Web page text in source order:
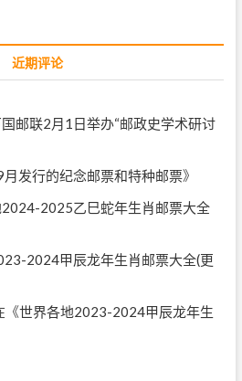
近期评论
邮联2月1日举办“邮政史学术研讨
发行的纪念邮票和特种邮票》
2025乙巳蛇年生肖邮票大全
2024甲辰龙年生肖邮票大全(更
《世界各地2023-2024甲辰龙年生